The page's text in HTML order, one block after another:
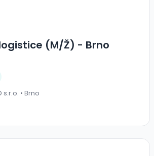
(M/Ž) - Brno
s.r.o. • Brno